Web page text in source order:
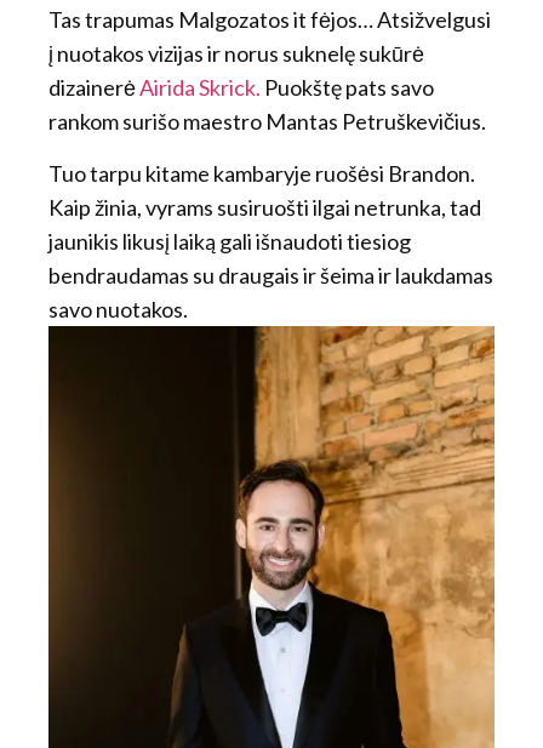
Tas trapumas Malgozatos it fėjos… Atsižvelgusi
į nuotakos vizijas ir norus suknelę sukūrė
dizainerėAirida Skrick. Puokštę pats savo
rankom surišo maestro Mantas Petruškevičius.
Tuo tarpu kitame kambaryje ruošėsi Brandon.
Kaip žinia, vyrams susiruošti ilgai netrunka, tad
jaunikis likusį laiką gali išnaudoti tiesiog
bendraudamas su draugais ir šeima ir laukdamas
savo nuotakos.